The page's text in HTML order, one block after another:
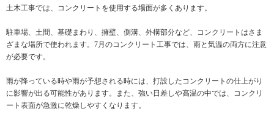
土木工事では、コンクリートを使用する場面が多くあります。
駐車場、土間、基礎まわり、擁壁、側溝、外構部分など、コンクリートはさま
ざまな場所で使われます。7月のコンクリート工事では、雨と気温の両方に注意
が必要です。
雨が降っている時や雨が予想される時には、打設したコンクリートの仕上がり
に影響が出る可能性があります。また、強い日差しや高温の中では、コンクリ
ート表面が急激に乾燥しやすくなります。